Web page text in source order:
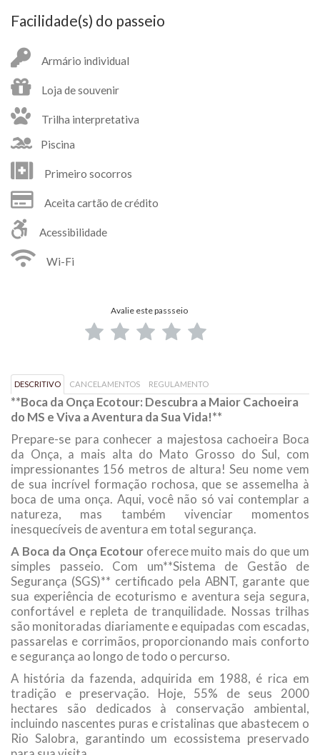
Facilidade(s) do passeio
Armário individual
Loja de souvenir
Trilha interpretativa
Piscina
Primeiro socorros
Aceita cartão de crédito
Acessibilidade
Wi-Fi
Avalie este passseio
DESCRITIVO CANCELAMENTOS REGULAMENTO
**Boca da Onça Ecotour: Descubra a Maior Cachoeira
do MS e Viva a Aventura da Sua Vida!**
Prepare-se para conhecer a majestosa cachoeira Boca
da Onça, a mais alta do Mato Grosso do Sul, com
impressionantes 156 metros de altura! Seu nome vem
de sua incrível formação rochosa, que se assemelha à
boca de uma onça. Aqui, você não só vai contemplar a
natureza, mas também vivenciar momentos
inesquecíveis de aventura em total segurança.
A Boca da Onça Ecotouroferece muito mais do que um
simples passeio. Com um**Sistema de Gestão de
Segurança (SGS)** certificado pela ABNT, garante que
sua experiência de ecoturismo e aventura seja segura,
confortável e repleta de tranquilidade. Nossas trilhas
são monitoradas diariamente e equipadas com escadas,
passarelas e corrimãos, proporcionando mais conforto
e segurança ao longo de todo o percurso.
A história da fazenda, adquirida em 1988, é rica em
tradição e preservação. Hoje, 55% de seus 2000
hectares são dedicados à conservação ambiental,
incluindo nascentes puras e cristalinas que abastecem o
Rio Salobra, garantindo um ecossistema preservado